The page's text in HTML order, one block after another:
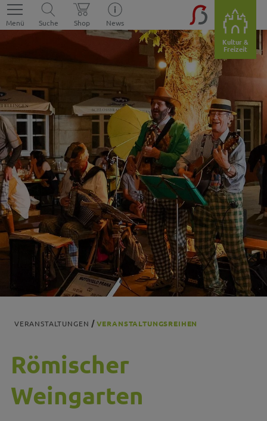
Menü Suche Shop
News
Kultur &
Freizeit
VERANSTALTUNGEN VERANSTALTUNGSREIHEN
Römischer
Weingarten